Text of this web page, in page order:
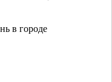
в городе